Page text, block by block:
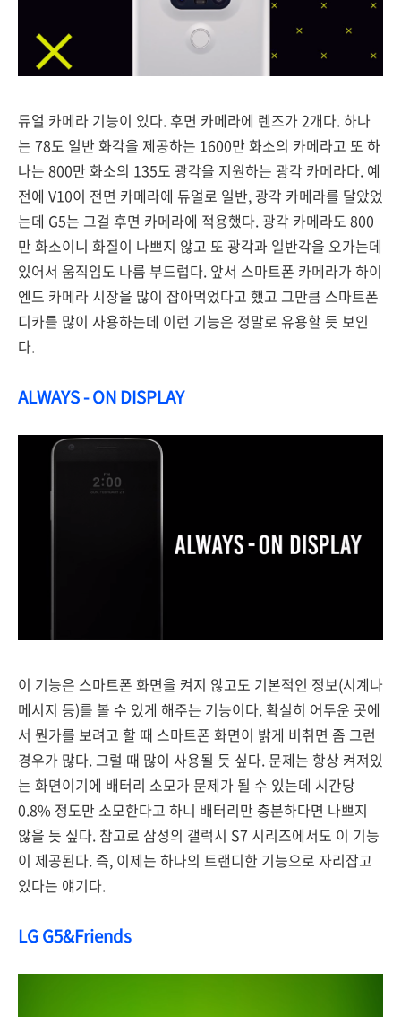
듀얼 카메라 기능이 있다. 후면 카메라에 렌즈가 2개다. 하나
는 78도 일반 화각을 제공하는 1600만 화소의 카메라고 또 하
나는 800만 화소의 135도 광각을 지원하는 광각 카메라다. 예
전에 V10이 전면 카메라에 듀얼로 일반, 광각 카메라를 달았었
는데 G5는 그걸 후면 카메라에 적용했다. 광각 카메라도 800
만 화소이니 화질이 나쁘지 않고 또 광각과 일반각을 오가는데
있어서 움직임도 나름 부드럽다. 앞서 스마트폰 카메라가 하이
엔드 카메라 시장을 많이 잡아먹었다고 했고 그만큼 스마트폰
디카를 많이 사용하는데 이런 기능은 정말로 유용할 듯 보인
다.
ALWAYS - ON DISPLAY
이 기능은 스마트폰 화면을 켜지 않고도 기본적인 정보(시계나
메시지 등)를 볼 수 있게 해주는 기능이다. 확실히 어두운 곳에
서 뭔가를 보려고 할 때 스마트폰 화면이 밝게 비취면 좀 그런
경우가 많다. 그럴 때 많이 사용될 듯 싶다. 문제는 항상 켜져있
는 화면이기에 배터리 소모가 문제가 될 수 있는데 시간당
0.8% 정도만 소모한다고 하니 배터리만 충분하다면 나쁘지
않을 듯 싶다. 참고로 삼성의 갤럭시 S7 시리즈에서도 이 기능
이 제공된다. 즉, 이제는 하나의 트랜디한 기능으로 자리잡고
있다는 얘기다.
LG G5&Friends